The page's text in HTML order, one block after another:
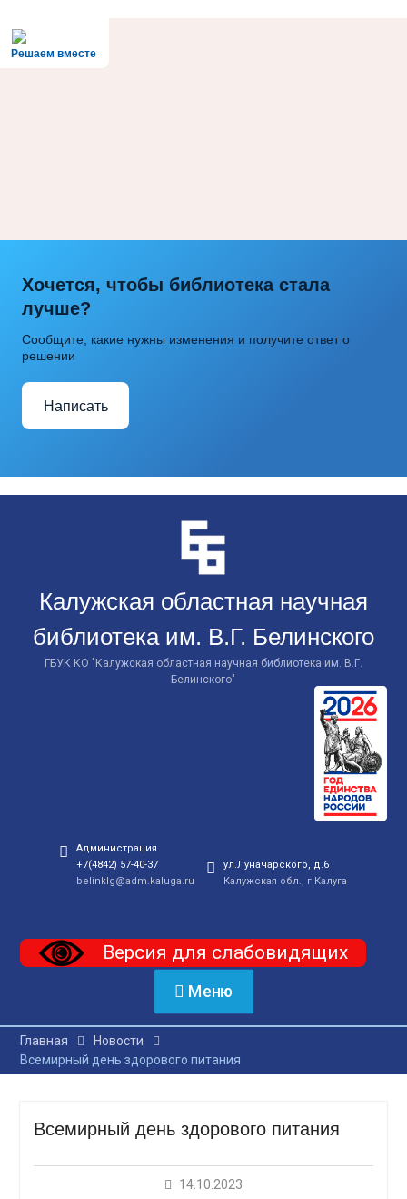
Решаем вместе
Хочется, чтобы библиотека стала
лучше?
Сообщите, какие нужны изменения и получите ответ о
решении
Написать
Калужская областная научная
библиотека им. В.Г. Белинского
ГБУК КО "Калужская областная научная библиотека им. В.Г.
Белинского"
Администрация
+7(4842) 57-40-37
belinklg@adm.kaluga.ru
ул.Луначарского, д.6
Калужская обл., г.Калуга
Версия для слабовидящих
Меню
Главная
Новости
Всемирный день здорового питания
Всемирный день здорового питания
14.10.2023